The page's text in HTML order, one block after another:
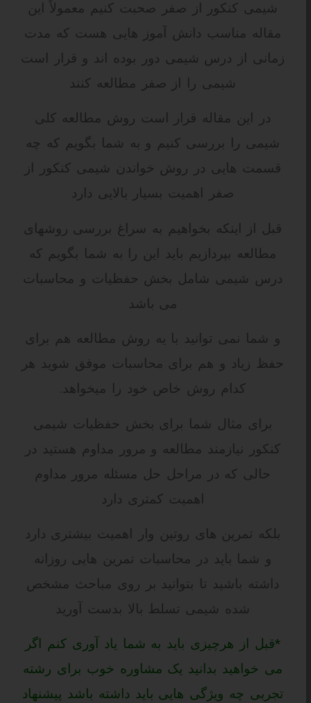
شیمی کنکور از صفر صحبت کنیم معمولاً این
مقاله مناسب دانش آموز هایی هست که مدت
زمانی از درس شیمی دور بوده اند و قرار است
شیمی را از صفر مطالعه کنند
در این مقاله قرار است روش مطالعه کلی
شیمی را بررسی کنیم و به شما بگویم که چه
قسمت هایی در روش خواندن شیمی کنکور از
صفر اهمیت بسیار بالایی دارد
قبل از اینکه بخواهیم به سراغ بررسی روشهای
مطالعه بپردازیم باید این را به شما بگویم که
درس شیمی شامل بخش حفظیات و محاسبات
می باشد
و شما نمی توانید با یه روش مطالعه هم برای
حفظ زیاد و هم برای محاسبات موفق شوید هر
کدام روش خاص خود را میخواهد.
برای مثال شما برای بخش حفظیات شیمی
کنکور نیازمند مطالعه و مرور مداوم هستید در
حالی که در مراحل حل مسئله مرور مداوم
اهمیت کمتری دارد
بلکه تمرین های روتین وار اهمیت بیشتری دارد
و شما باید در محاسبات تمرین هایی روزانه
داشته باشید تا بتوانید بر روی مباحث مشخص
شده شیمی تسلط بالا بدست آورید
*قبل از هرچیزی باید به شما یاد آوری کنم اگر
می خواهید بدانید یک مشاوره خوب برای رشته
تجربی چه ویژگی هایی باید داشته باشد پیشنهاد